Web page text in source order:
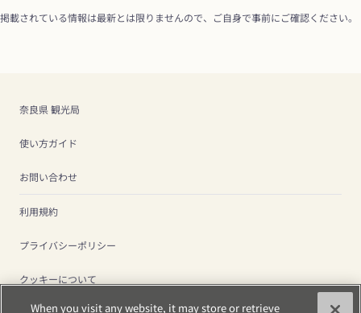
掲載されている情報は最新とは限りませんので、ご自身で事前にご確認ください。
奈良県 観光局
使い方ガイド
お問い合わせ
利用規約
プライバシーポリシー
クッキーについて
When you visit any website, it may store or retrieve